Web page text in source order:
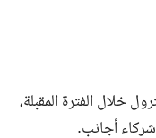
خلال الفترة المقبلة،
أجانب.